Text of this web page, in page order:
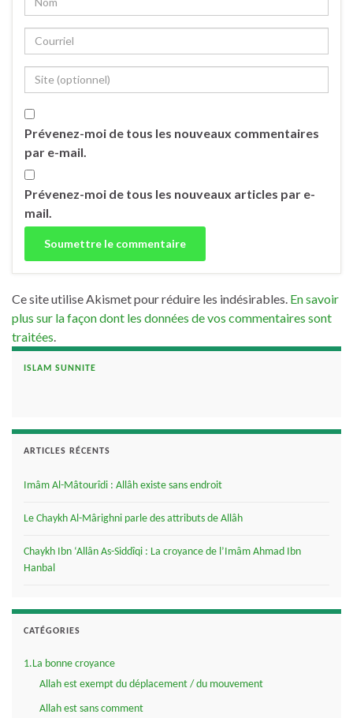
Prévenez-moi de tous les nouveaux commentaires
par e-mail.
Prévenez-moi de tous les nouveaux articles par e-
mail.
Ce site utilise Akismet pour réduire les indésirables. En savoir
plus sur la façon dont les données de vos commentaires sont
traitées.
ISLAM SUNNITE
ARTICLES RÉCENTS
Imâm Al-Mâtourîdi : Allâh existe sans endroit
Le Chaykh Al-Mârighni parle des attributs de Allâh
Chaykh Ibn ‘Allân As-Siddîqi : La croyance de l’Imâm Ahmad Ibn
Hanbal
CATÉGORIES
1.La bonne croyance
Allah est exempt du déplacement / du mouvement
Allah est sans comment